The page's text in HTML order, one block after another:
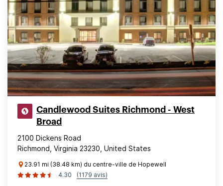
Candlewood Suites Richmond - West
Broad
2100 Dickens Road
Richmond, Virginia 23230, United States
23.91 mi (38.48 km) du centre-ville de Hopewell
4.30
(1179 avis)